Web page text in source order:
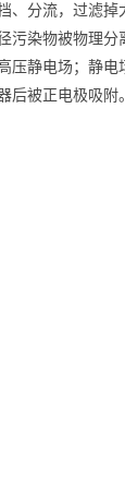
分流，过滤
染物被物理
压静电场；静
后被正电极吸